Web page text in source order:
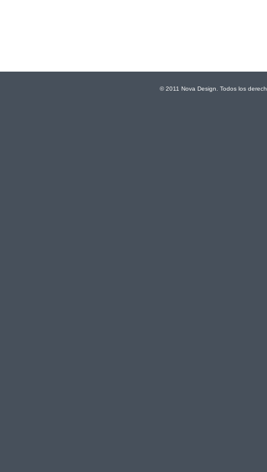
© 2011 Nova Design. Todos los